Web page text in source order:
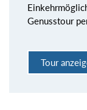
Genusstour
Tour